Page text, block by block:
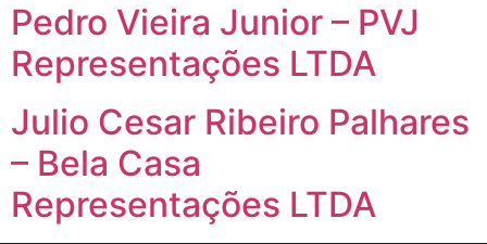
Pedro Vieira Junior – PVJ
Representações LTDA
Julio Cesar Ribeiro Palhares
– Bela Casa
Representações LTDA